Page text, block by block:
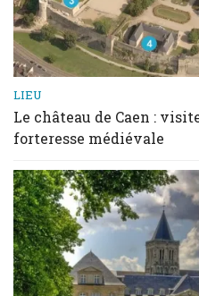
LIEU
Le château de Caen :
forteresse médiévale